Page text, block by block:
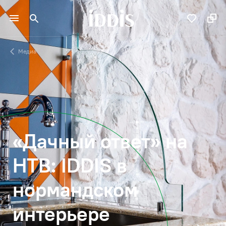
Медиа
«Дачный ответ» на
НТВ: IDDIS в
нормандском
интерьере